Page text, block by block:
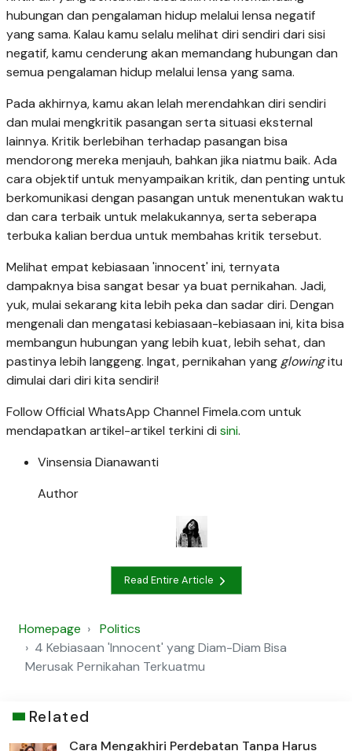
hubungan dan pengalaman hidup melalui lensa negatif
yang sama. Kalau kamu selalu melihat diri sendiri dari sisi
negatif, kamu cenderung akan memandang hubungan dan
semua pengalaman hidup melalui lensa yang sama.
Pada akhirnya, kamu akan lelah merendahkan diri sendiri
dan mulai mengkritik pasangan serta situasi eksternal
lainnya. Kritik berlebihan terhadap pasangan bisa
mendorong mereka menjauh, bahkan jika niatmu baik. Ada
cara objektif untuk menyampaikan kritik, dan penting untuk
berkomunikasi dengan pasangan untuk menentukan waktu
dan cara terbaik untuk melakukannya, serta seberapa
terbuka kalian berdua untuk membahas kritik tersebut.
Melihat empat kebiasaan 'innocent' ini, ternyata
dampaknya bisa sangat besar ya buat pernikahan. Jadi,
yuk, mulai sekarang kita lebih peka dan sadar diri. Dengan
mengenali dan mengatasi kebiasaan-kebiasaan ini, kita bisa
membangun hubungan yang lebih kuat, lebih sehat, dan
pastinya lebih langgeng. Ingat, pernikahan yang glowingitu
dimulai dari diri kita sendiri!
Follow Official WhatsApp Channel Fimela.com untuk
mendapatkan artikel-artikel terkini di sini.
Vinsensia Dianawanti
Author
Read Entire Article
Homepage
Politics
4 Kebiasaan 'Innocent' yang Diam-Diam Bisa
Merusak Pernikahan Terkuatmu
Related
Cara Mengakhiri Perdebatan Tanpa Harus